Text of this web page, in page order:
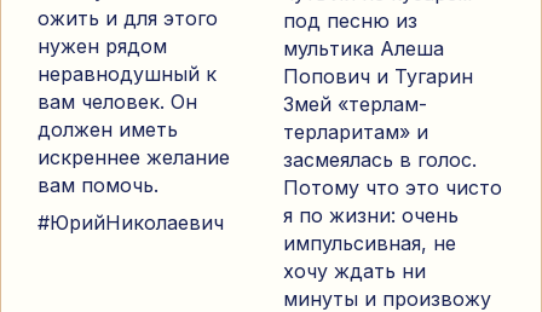
ожить и для этого
нужен рядом
неравнодушный к
вам человек. Он
должен иметь
искреннее желание
вам помочь.
#ЮрийНиколаевич
под песню из
мультика Алеша
Попович и Тугарин
Змей «терлам-
терларитам» и
засмеялась в голос.
Потому что это чисто
я по жизни: очень
импульсивная, не
хочу ждать ни
минуты и произвожу